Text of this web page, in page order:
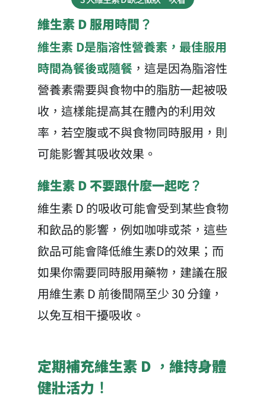
維生素 D 服用時間？
維生素 D是脂溶性營養素，最佳服用
時間為餐後或隨餐，這是因為脂溶性
營養素需要與食物中的脂肪一起被吸
收，這樣能提高其在體內的利用效
率，若空腹或不與食物同時服用，則
可能影響其吸收效果。
維生素 D 不要跟什麼一起吃？
維生素 D 的吸收可能會受到某些食物
和飲品的影響，例如咖啡或茶，這些
飲品可能會降低維生素D的效果；而
如果你需要同時服用藥物，建議在服
用維生素 D 前後間隔至少 30 分鐘，
以免互相干擾吸收。
定期補充維生素 D ，維持身體
健壯活力！